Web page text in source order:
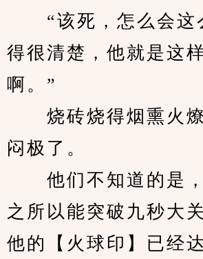
“该死，怎么会这
得很清楚，他就是这
啊。”
烧砖烧得烟熏火燎
闷极了。
他们不知道的是，
之所以能突破九秒大
他的【火球印】已经